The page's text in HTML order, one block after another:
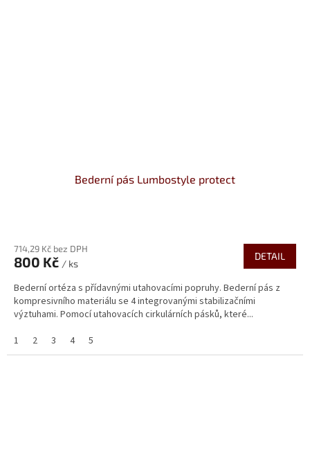
Bederní pás Lumbostyle protect
714,29 Kč bez DPH
800 Kč / ks
DETAIL
Bederní ortéza s přídavnými utahovacími popruhy. Bederní pás z
kompresivního materiálu se 4 integrovanými stabilizačními
výztuhami. Pomocí utahovacích cirkulárních pásků, které...
1
2 3 4 5